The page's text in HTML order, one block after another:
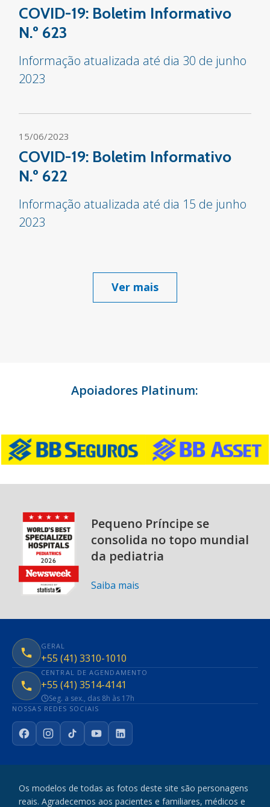
COVID-19: Boletim Informativo
N.º 623
Informação atualizada até dia 30 de junho
2023
15/06/2023
COVID-19: Boletim Informativo
N.º 622
Informação atualizada até dia 15 de junho
2023
Ver mais
Apoiadores Platinum:
Pequeno Príncipe se
consolida no topo mundial
da pediatria
Saiba mais
GERAL
+55 (41) 3310-1010
CENTRAL DE AGENDAMENTO
+55 (41) 3514-4141
Seg. a sex., das 8h às 17h
NOSSAS REDES SOCIAIS
FacebookInstagram
TikTokYouTubeLinkedIn
Os modelos de todas as fotos deste site são personagens
reais. Agradecemos aos pacientes e familiares, médicos e